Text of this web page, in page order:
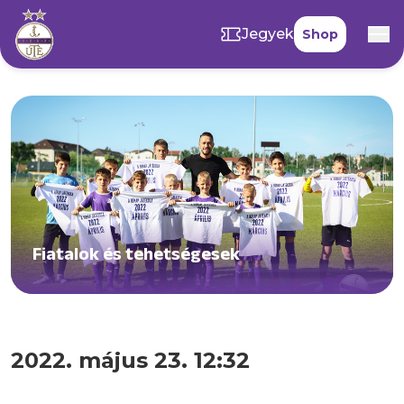
Jegyek Shop
Fiatalok és tehetségesek
2022. május 23. 12:32